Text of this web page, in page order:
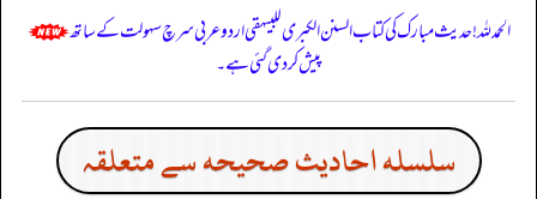
الحمدللہ! حدیث مبارک کی کتاب السنن الكبرى للبيهقي اردو عربی سرچ سہولت کے ساتھ
پیش کر دی گئی ہے۔
سلسله احاديث صحيحه سے متعلقہ